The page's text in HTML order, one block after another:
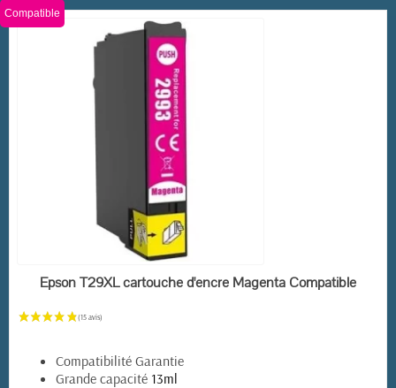
(11 avis)
EN STOCK
Compatible
Epson T29XL cartouche d'encre Magenta Compatible
Compatibilité Garantie
Grande capacité 13ml